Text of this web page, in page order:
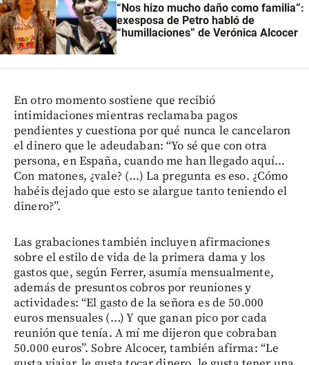
“Nos hizo mucho daño como familia”:
exesposa de Petro habló de
“humillaciones” de Verónica Alcocer
En otro momento sostiene que recibió
intimidaciones mientras reclamaba pagos
pendientes y cuestiona por qué nunca le cancelaron
el dinero que le adeudaban: “Yo sé que con otra
persona, en España, cuando me han llegado aquí...
Con matones, ¿vale? (...) La pregunta es eso. ¿Cómo
habéis dejado que esto se alargue tanto teniendo el
dinero?”.
Las grabaciones también incluyen afirmaciones
sobre el estilo de vida de la primera dama y los
gastos que, según Ferrer, asumía mensualmente,
además de presuntos cobros por reuniones y
actividades: “El gasto de la señora es de 50.000
euros mensuales (...) Y que ganan pico por cada
reunión que tenía. A mí me dijeron que cobraban
50.000 euros”. Sobre Alcocer, también afirma: “Le